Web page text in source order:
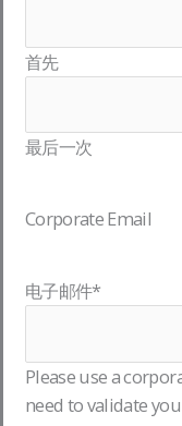
首先
最后一次
Corporate Email
电子邮件*
Please use a
need to validate